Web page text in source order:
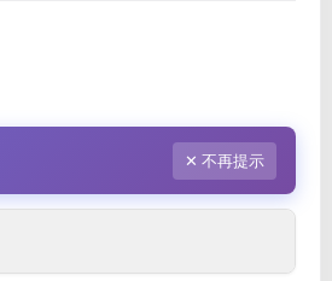
✕ 不再提示